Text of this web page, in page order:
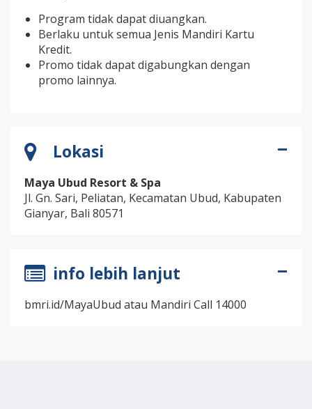
Program tidak dapat diuangkan.
Berlaku untuk semua Jenis Mandiri Kartu
Kredit.
Promo tidak dapat digabungkan dengan
promo lainnya.
Lokasi
Maya Ubud Resort & Spa
Jl. Gn. Sari, Peliatan, Kecamatan Ubud, Kabupaten
Gianyar, Bali 80571
info lebih lanjut
bmri.id/MayaUbud atau Mandiri Call 14000